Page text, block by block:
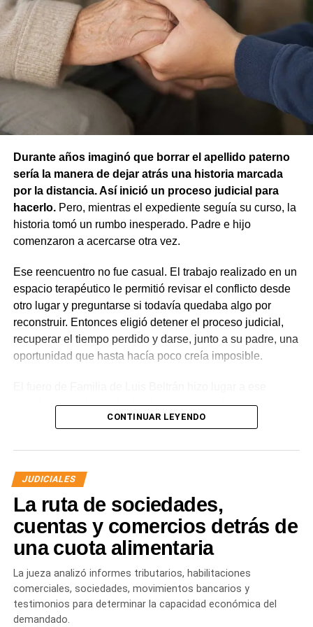
concluyó que no existían los elementos necesarios para
atribuir responsabilidad contravencional por maltrato
animal.
La resolución también descartó la figura de custodia de
animales, ya que esa infracción solo se configura cuando
un animal causa lesiones a una persona por falta de
cuidados de su dueño. En este caso, el daño recayó
resultaba aplicable.
El fallo aclaró que el archivo de la causa
contravencional no impide que el dueño del perro
lesionado reclame por la vía civil una indemnización
por los daños que considere haber sufrido.
Durante años imaginó que borrar el apellido paterno
sería la manera de dejar atrás una historia marcada
por la distancia. Así inició un proceso judicial para
hacerlo.Pero, mientras el expediente seguía su curso, la
historia tomó un rumbo inesperado. Padre e hijo
comenzaron a acercarse otra vez.
Ese reencuentro no fue casual. El trabajo realizado en un
espacio terapéutico le permitió revisar el conflicto desde
otro lugar y preguntarse si todavía quedaba algo por
reconstruir. Entonces eligió detener el proceso judicial,
recuperar el tiempo perdido y darse, junto a su padre, una
oportunidad que hasta hacía poco creía imposible.
pedido, declaró concluido el proceso por desistimiento y
ordenó el archivo de las actuaciones. La jueza consideró
la legislación para poner fin al expediente.
El joven había promovido la acción para solicitar la
supresión de su apellido paterno. Durante la etapa inicial
del trámite se incorporó la documentación presentada, se
ordenó la publicación de edictos y se dispusieron
distintas medidas previas. En esa etapa la demanda
todavía no había sido notificada al progenitor.
Al comunicar su decisión de desistir, explicó que el
proceso terapéutico le permitió replantear el conflicto
CONTINUAR LEYENDO
JUDICIALES
La ruta de sociedades,
cuentas y comercios detrás de
una cuota alimentaria
La jueza analizó informes tributarios, habilitaciones
comerciales, sociedades, movimientos bancarios y
testimonios para determinar la capacidad económica del
demandado.